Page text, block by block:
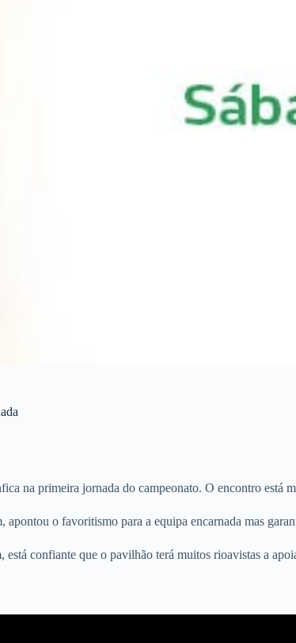
na primeira jornada do campeonato. O encontro está
o favoritismo para a equipa encarnada mas
confiante que o pavilhão terá muitos rioavistas a